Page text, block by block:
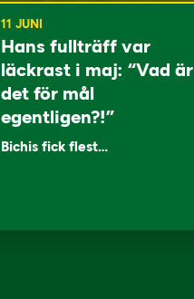
11 JUNI
Hans fullträff var
läckrast i maj: “Vad är
det för mål
egentligen?!”
Bichis fick flest…